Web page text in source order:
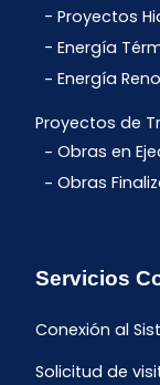
Proyectos
Energía
Energía
Proyectos de
Obras en
Obras
Servicios
Conexión al
Solicitud de